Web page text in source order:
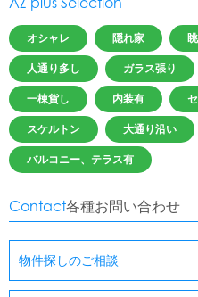
オシャレ 隠れ家
人通り多し ガラス張り
一棟貨し 内装有
スケルトン 大通り沿い
バルコニー、テラス有
Contact各種お問い合わせ
物件探しのご相談